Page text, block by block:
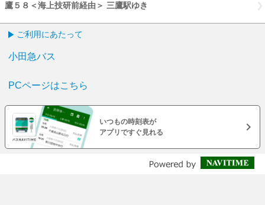
鷹５８＜海上技研前経由＞ 三鷹駅ゆき
ご利用にあたって
小田急バス
PCページはこちら
いつもの時刻表が
アプリですぐ見れる